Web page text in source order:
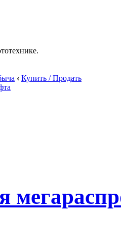
‹ Купить / Продать